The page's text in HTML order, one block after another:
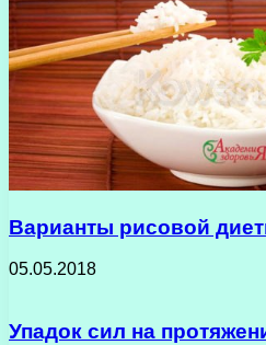
Варианты рисовой
05.05.2018
Упадок сил на